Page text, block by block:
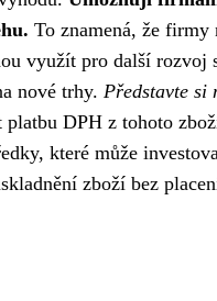
To znamená, že
využít pro další
nové trhy. Představte si
DPH z tohoto
které může
zboží bez